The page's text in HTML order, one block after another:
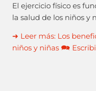
El ejercicio físico es
la salud de los niños y
➜ Leer más: Los
niños y niñas 🗪